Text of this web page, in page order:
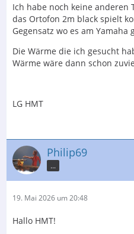
Ich habe noch keine anderen
das Ortofon 2m black spielt
Gegensatz wo es am Yamaha
Die Wärme die ich gesucht
Wärme wäre dann schon
LG HMT
Philip69
...
19. Mai 2026 um 20:48
Hallo HMT!